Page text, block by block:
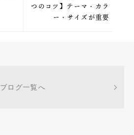
つのコツ】テーマ・カラ
ー・サイズが重要
ブログ一覧へ